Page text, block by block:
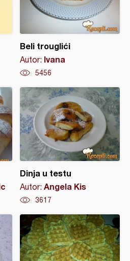
Beli trouglići
Autor: Ivana
5456
Dinja u testu
Autor: Angela Kis
3617